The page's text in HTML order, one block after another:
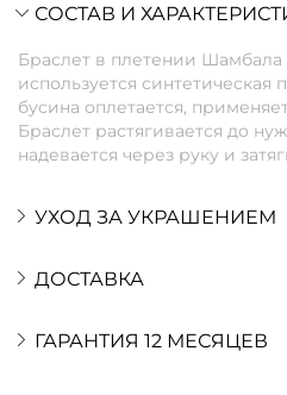
СОСТАВ И
Браслет в плетении Шамбала
используется
бусина оплетается,
Браслет растягивается до
надевается через руку и
УХОД ЗА УКРАШЕНИЕМ
ДОСТАВКА
ГАРАНТИЯ 12 МЕСЯЦЕВ